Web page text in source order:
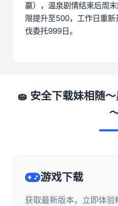
赢），温泉剧情结束后周
限提升至500，工作日重
伐委托999日。
🧽 安全下载妹相随
游戏下载
获取最新版本，立即体验